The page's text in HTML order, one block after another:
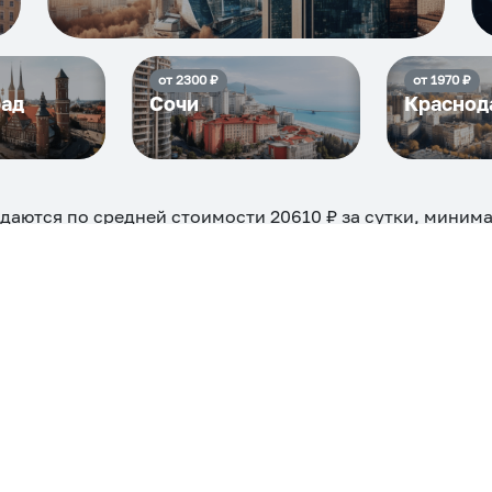
от 2300₽
Сочи
от 1970₽
по средней стоимости 20610 ₽ за сутки,